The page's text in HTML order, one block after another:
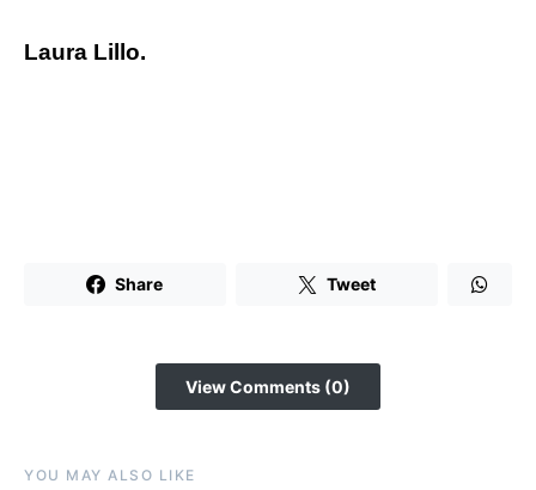
Laura Lillo.
Share Tweet
View Comments (0)
YOU MAY ALSO LIKE